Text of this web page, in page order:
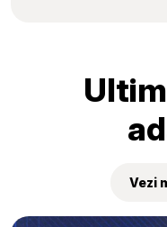
Vezi